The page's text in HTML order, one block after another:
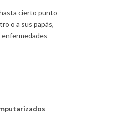
cierto punto
o a sus papás,